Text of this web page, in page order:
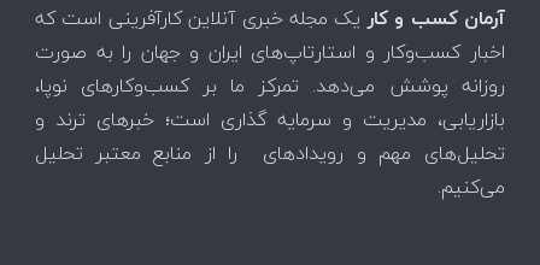
آرمان کسب و کاریک مجله خبری آنلاین کارآفرینی است که
اخبار کسب‌وکار و استارتاپ‌های ایران و جهان را به صورت
روزانه پوشش می‌دهد. تمرکز ما بر کسب‌وکارهای نوپا،
بازاریابی، مدیریت و سرمایه گذاری است؛ خبرهای ترند و
تحلیل‌های مهم و رویدادهای را از منابع معتبر تحلیل
می‌کنیم.